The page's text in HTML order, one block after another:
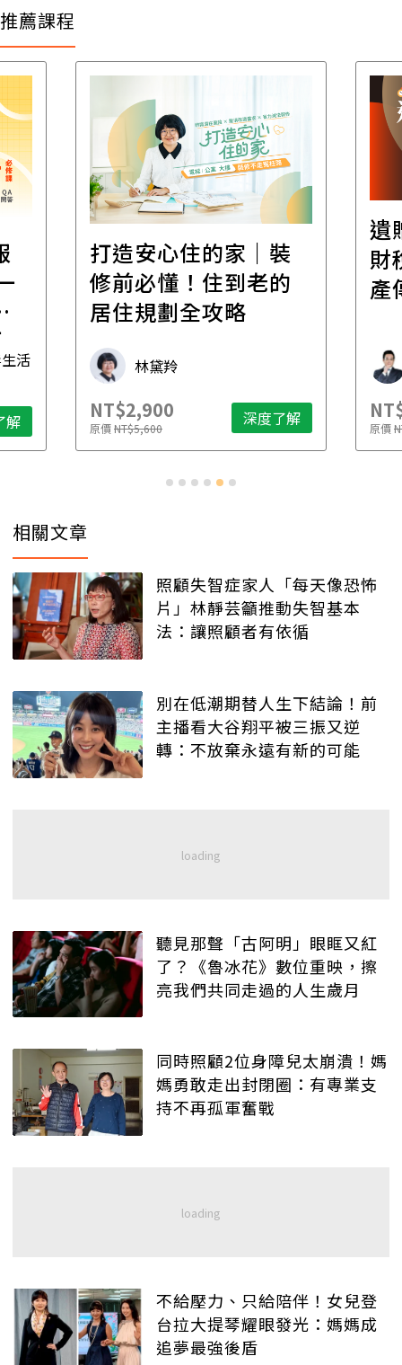
推薦課程
活
解
打造安心住的家｜裝
修前必懂！住到老的
居住規劃全攻略
林黛羚
NT$2,900
原價NT$5,600 深度了解
遺
財
產
原價
相關文章
照顧失智症家人「每天像恐怖
片」林靜芸籲推動失智基本
法：讓照顧者有依循
別在低潮期替人生下結論！前
主播看大谷翔平被三振又逆
轉：不放棄永遠有新的可能
聽見那聲「古阿明」眼眶又紅
了？《魯冰花》數位重映，擦
亮我們共同走過的人生歲月
同時照顧2位身障兒太崩潰！媽
媽勇敢走出封閉圈：有專業支
持不再孤軍奮戰
不給壓力、只給陪伴！女兒登
台拉大提琴耀眼發光：媽媽成
追夢最強後盾